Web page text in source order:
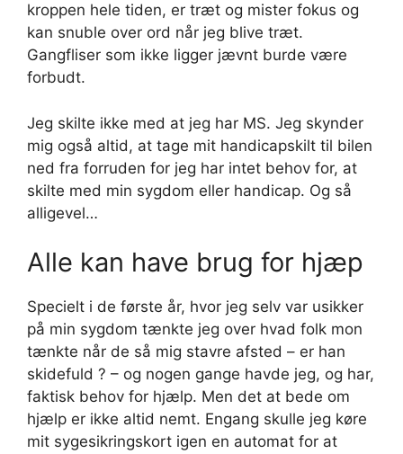
kroppen hele tiden, er træt og mister fokus og
kan snuble over ord når jeg blive træt.
Gangfliser som ikke ligger jævnt burde være
forbudt.
Jeg skilte ikke med at jeg har MS. Jeg skynder
mig også altid, at tage mit handicapskilt til bilen
ned fra forruden for jeg har intet behov for, at
skilte med min sygdom eller handicap. Og så
alligevel…
Alle kan have brug for hjæp
Specielt i de første år, hvor jeg selv var usikker
på min sygdom tænkte jeg over hvad folk mon
tænkte når de så mig stavre afsted – er han
skidefuld ? – og nogen gange havde jeg, og har,
faktisk behov for hjælp. Men det at bede om
hjælp er ikke altid nemt. Engang skulle jeg køre
mit sygesikringskort igen en automat for at